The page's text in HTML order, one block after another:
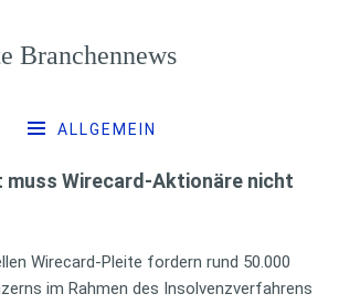
Branchennews
ALLGEMEIN
muss Wirecard-Aktionäre nicht
Wirecard-Pleite fordern rund 50.000
im Rahmen des Insolvenzverfahrens